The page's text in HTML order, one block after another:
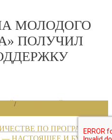
МОЛОДОГО
ПОЛУЧИЛ
/
ПО ПРОГРАММЕ